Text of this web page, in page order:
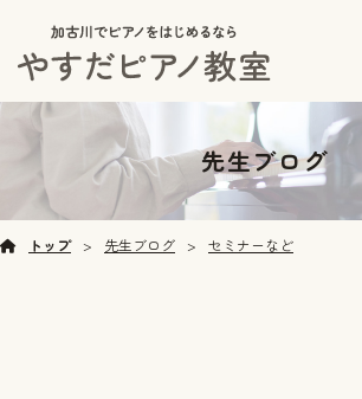
先生ブログ
トップ 先生ブログ セミナーなど